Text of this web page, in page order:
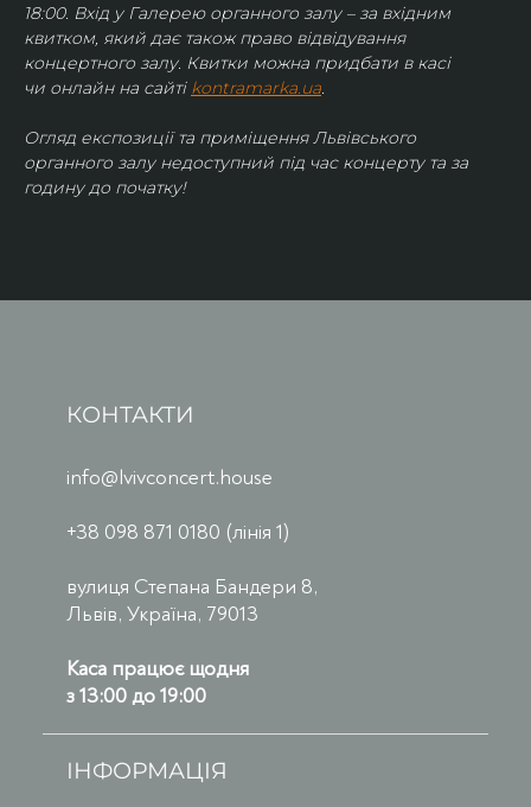
18:00. Вхід у Галерею органного залу – за вхідним
квитком, який дає також право відвідування
концертного залу. Квитки можна придбати в касі
чи онлайн на сайті kontramarka.ua.
Огляд експозиції та приміщення Львівського
органного залу недоступний під час концерту та за
годину до початку!
КОНТАКТИ
info@lvivconcert.house
+38 098 871 0180 (лінія 1)
вулиця Степана Бандери 8,
Львів, Україна, 79013
Каса працює щодня
з 13:00 до 19:00
ІНФОРМАЦІЯ